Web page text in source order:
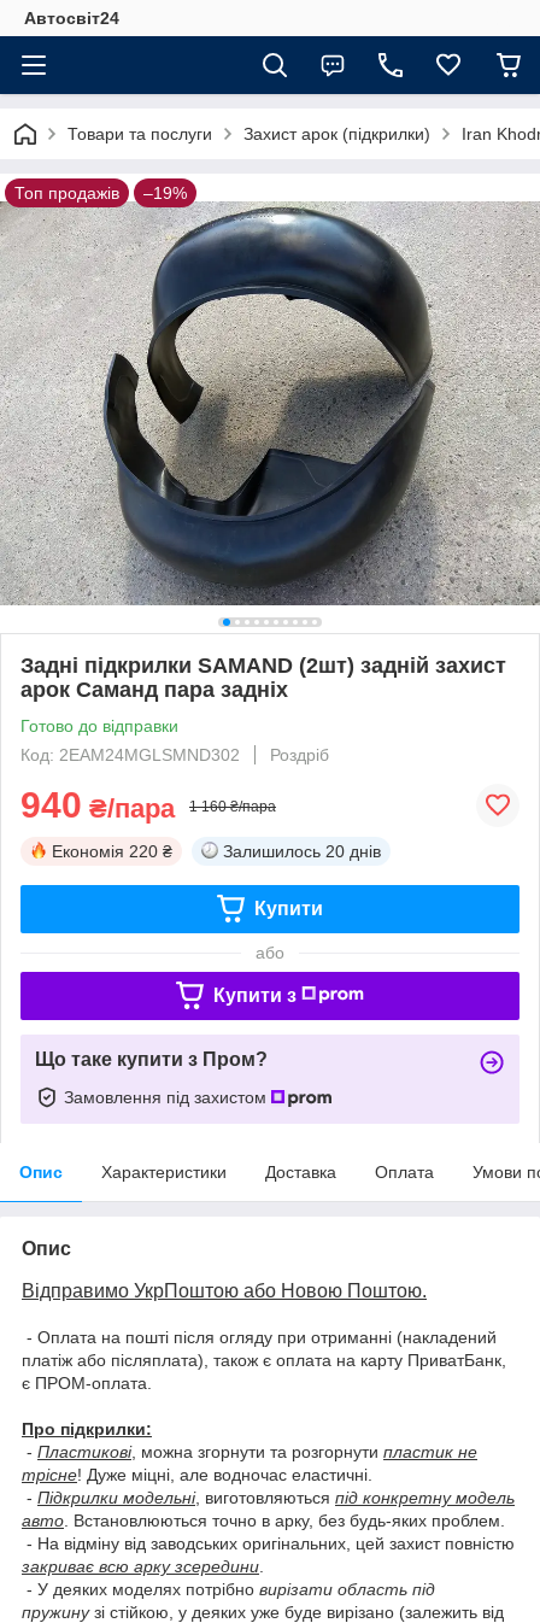
Автосвіт24
Товари та послуги Захист арок (підкрилки) Iran
Топ продажів –19%
Задні підкрилки SAMAND (2шт) задній захист
арок Саманд пара задніх
Готово до відправки
Код: 2EAM24MGLSMND302
Роздріб
940 ₴/пара 1 160 ₴/пара
Економія 220 ₴ Залишилось 20 днів
Купити
або
Купити з
Що таке купити з Пром?
Замовлення під захистом
Опис Характеристики Доставка Оплата Умови
Опис
Відправимо УкрПоштою або Новою Поштою.
- Оплата на пошті після огляду при отриманні (накладений
платіж або післяплата), також є оплата на карту ПриватБанк,
є ПРОМ-оплата.
Про підкрилки:
- Пластикові, можна згорнути та розгорнути пластик не
трісне! Дуже міцні, але водночас еластичні.
- Підкрилки модельні, виготовляються під конкретну модель
авто . Встановлюються точно в арку, без будь-яких проблем.
- На відміну від заводських оригінальних, цей захист повністю
закриває всю арку зсередини
- У деяких моделях потрібно вирізати область під
пружинузі стійкою, у деяких уже буде вирізано (залежить від